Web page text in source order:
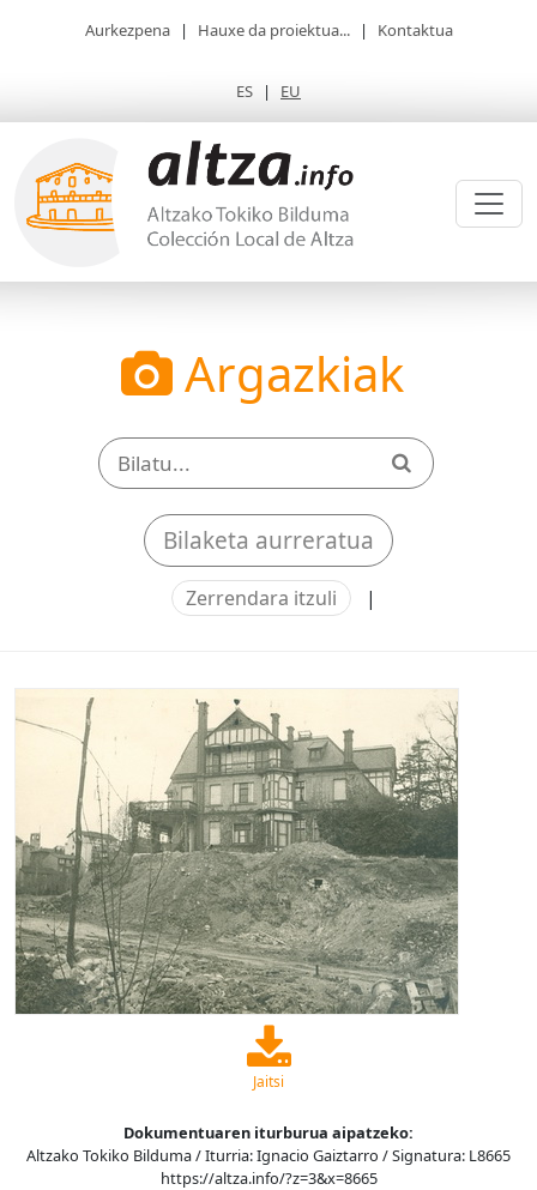
Aurkezpena | Hauxe da proiektua... | Kontaktua
ES | EU
Argazkiak
Bilaketa aurreratua
Zerrendara itzuli |
Jaitsi
Dokumentuaren iturburua aipatzeko:
Altzako Tokiko Bilduma / Iturria: Ignacio Gaiztarro / Signatura: L8665
https://altza.info/?z=3&x=8665